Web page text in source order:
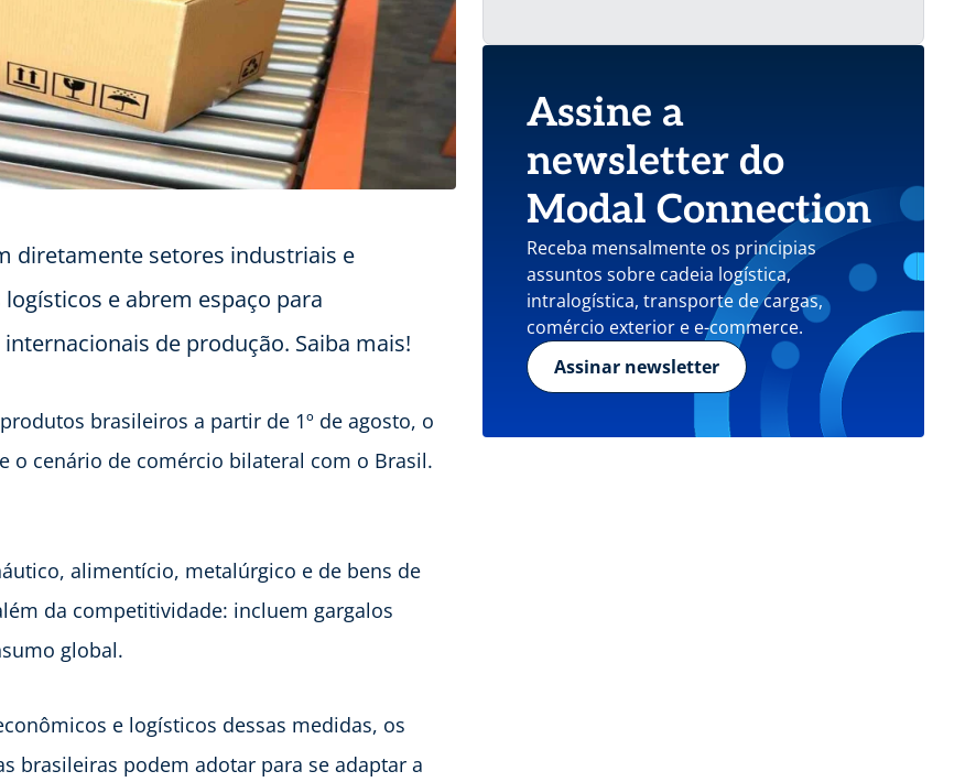
diretamente setores industriais e
e abrem espaço para
de produção. Saiba mais!
brasileiros a partir de 1º de agosto, o
o cenário de comércio bilateral com o Brasil.
alimentício, metalúrgico e de bens de
da competitividade: incluem gargalos
global.
e logísticos dessas medidas, os
brasileiras podem adotar para se adaptar a
Assine a
newsletter do
Modal Connection
Receba mensalmente os principias
assuntos sobre cadeia logística,
intralogística, transporte de cargas,
comércio exterior e e-commerce.
Assinar newsletter